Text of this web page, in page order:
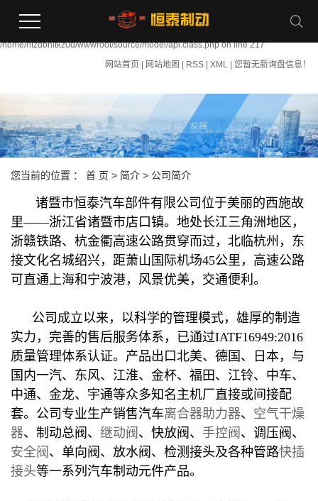
file_put_contents(/home/htzdbhltkz0d/wwwroot/source/cache/license_cache.php):
/home/htzdbhltkz0d/wwwroot/source/model/api.class.php on line 217
网站首页
网站地图 RSS XML 您暂无新询盘信息！
您当前的位置 ： 首 页 > 简介 > 公司简介
诸暨市恒泰汽车部件有限公司位于美丽的西施故
里——浙江省诸暨市店口镇。地处长江三角洲地区，
浙赣铁路、杭金衢高速公路贯穿而过，北临杭州，东
接文化名城绍兴，距萧山国际机场45公里，高速公路
可直通上海和宁波港，风景优美，交通便利。
公司成立以来，以科学的管理模式，雄厚的制造
实力，完善的售后服务体系，已通过IATF16949:2016
质量管理体系认证。产品出口北美、德国、日本，与
国内一汽、东风、江淮、金杯、福田、江铃、中车、
中通、金龙、宇通等众多知名主机厂直接或间接配
套。公司专业生产销售汽车离合器助力器、 空气干燥
器、制动总阀、 继动阀 、快放阀、 手控阀 、调压阀、
安全阀 、单向阀、放水阀、检测接头及各种管路快插
接头等一系列汽车制动元件产品。